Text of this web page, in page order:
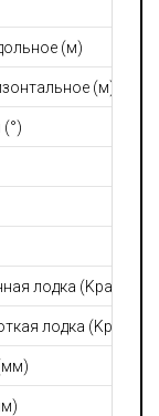
(м)
(м)
(°)
лодка (Kpa)
лодка (Kpa)